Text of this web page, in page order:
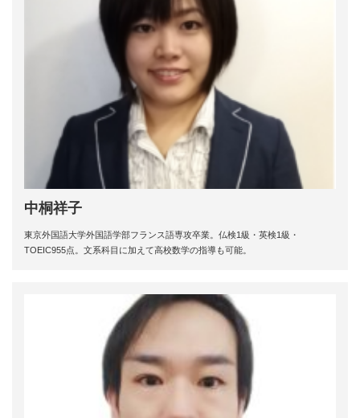
中桐祥子
東京外国語大学外国語学部フランス語専攻卒業。仏検1級・英検1級・
TOEIC955点。文系科目に加えて高校数学の指導も可能。